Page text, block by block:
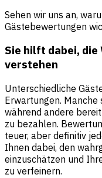
Sehen wir uns an,
Gästebewertungen
Sie hilft dabei,
verstehen
Unterschiedliche
Erwartungen.
während andere
zu bezahlen.
teuer, aber definitiv
Ihnen dabei, den
einzuschätzen und
zu verfeinern.